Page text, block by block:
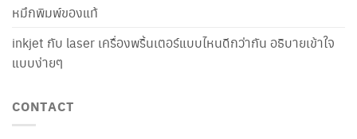
หมึกพิมพ์ของแท้
inkjet กับ laser เครื่องพริ้นเตอร์แบบไหนดีกว่ากัน อธิบายเข้าใจ
แบบง่ายๆ
CONTACT